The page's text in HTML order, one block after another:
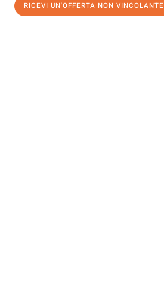
RICEVI UN'OFFERTA NON VINCOLANTE